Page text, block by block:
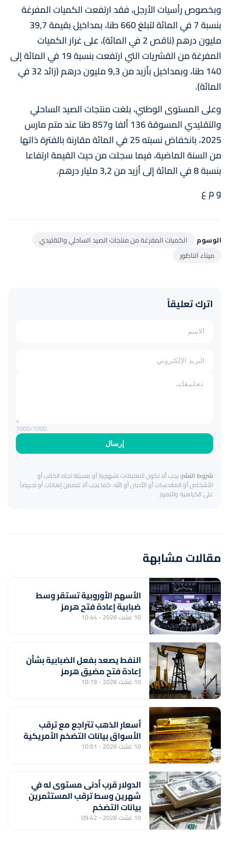
وبخصوص رأسيات الأرجل، فقد ارتفعت الكميات المفرغة
بنسبة 7 في المائة لتبلغ 660 طنا، بمداخيل بقيمة 39,7
مليون درهم (ناقص 2 في المائة)، على غرار الكميات
المفرغة من القشريات التي ارتفعت بنسبة 19 في المائة إلى
140 طنا، وبمداخيل بأزيد من 9,3 مليون درهم (زائد 32 في
المائة).
وعلى المستوى الوطني، بلغت منتجات الصيد الساحلي
والتقليدي المسوقة 136 ألفا و857 طنا عند متم مارس
2025، بانخفاض نسبته 25 في المائة مقارنة بالفترة ذاتها
من السنة الماضية، فيما سجلت من حيث القيمة ارتفاعا
بنسبة 8 في المائة إلى أزيد من 3,2 مليار درهم.
و م ع
الوسوم
الكميات المفرغة من منتجات الصيد الساحلي والتقليدي
ميناء الناظور
اترك تعليقاً
إرسال
1000/1000
شروط النشر:يجب ألا تكون التعليقات تشهيرية أو مسيئة تجاه الكاتب أو
الأشخاص أو المقدسات أو الأديان أو الله. كما يجب ألا تتضمن إهانات أو تحريضاً
على الكراهية والتمييز.
مقالات مشابهة
الأسهم الأوروبية تستقر وسط
ضبابية إعادة فتح هرمز
10 غشت 2026 - 10:44
النفط يصعد بفعل الضبابية بشأن
إعادة فتح مضيق هرمز
10 غشت 2026 - 10:19
أسعار الذهب تتراجع مع ترقب
الأسواق بيانات التضخم الأمريكية
10 غشت 2026 - 10:01
الدولار قرب أدنى مستوى له في
شهرين وسط ترقب المستثمرين
بيانات التضخم
10 غشت 2026 - 09:42